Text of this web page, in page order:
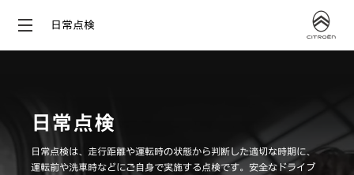
日常点検
日常点検
日常点検は、走行距離や運転時の状態から判断した適切な時期に、
運転前や洗車時などにご自身で実施する点検です。安全なドライブ